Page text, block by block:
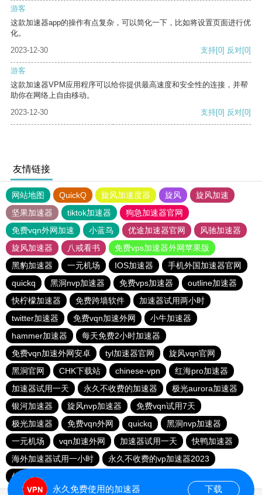
游客
这款加速器app的操作有点复杂，可以简化一下，比如将设置页面进行优
化。
2023-12-30
支持[0] 反对[0]
游客
这款加速器VPM应用程序可以给你提供最高速度和安全性的连接，并帮
助你在网络上自由移动。
2023-12-30
支持[0] 反对[0]
友情链接
网站地图 QuickQ 旋风加速度器 旋风
旋风加速
坚果加速器
tiktok加速器
狗急加速器官网
免费vqn外网加速
小蓝鸟 优途加速器官网
风驰加速器
旋风加速器
八戒看书
免费vps加速器外网苹果版
黑豹加速器
一元机场 IOS加速器
手机外国加速器官网
quickq
黑洞nvp加速器 免费vps加速器
outline加速器
快柠檬加速器
免费跨墙软件
加速器试用两小时
twitter加速器
免费vqn加速外网
小牛加速器
hammer加速器
每天免费2小时加速器
免费vqn加速外网安卓
tyl加速器官网
旋风vqn官网
黑洞官网
CHK下载站 chinese-vpn
红海pro加速器
加速器试用一天
永久不收费的加速器
极光aurora加速器
银河加速器
旋风nvp加速器
免费vqn试用7天
极光加速器
免费vqn外网 quickq
黑洞nvp加速器
一元机场
vqn加速外网 加速器试用一天
快鸭加速器
海外加速器试用一小时
永久不收费的vp加速器2023
优途加速器官网
永久免费使用的加速器 下载